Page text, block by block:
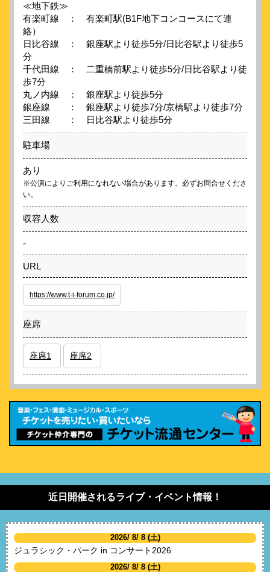
≪地下鉄≫
有楽町線 ： 有楽町駅(B1F地下コンコースにて連
絡）
日比谷線 ： 銀座駅より徒歩5分/日比谷駅より徒歩5
分
千代田線 ： 二重橋前駅より徒歩5分/日比谷駅より徒
歩7分
丸ノ内線 ： 銀座駅より徒歩5分
銀座線 ： 銀座駅より徒歩7分/京橋駅より徒歩7分
三田線 ： 日比谷駅より徒歩5分
駐車場
あり
※公演によりご利用になれない場合があります。必ずお問合せくださ
い。
収容人数
-
URL
https://www.t-i-forum.co.jp/
座席
座席1 座席2
近日開催されるライブ・イベント情報！
2026/ 8/ 8 (土)
ジュラシック・パーク in コンサート2026
2026/ 8/ 8 (土)